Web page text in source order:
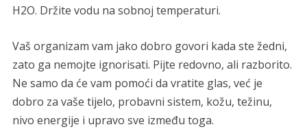
H2O. Držite vodu na sobnoj temperaturi.
Vaš organizam vam jako dobro govori kada ste žedni,
zato ga nemojte ignorisati. Pijte redovno, ali razborito.
Ne samo da će vam pomoći da vratite glas, već je
dobro za vaše tijelo, probavni sistem, kožu, težinu,
nivo energije i upravo sve između toga.